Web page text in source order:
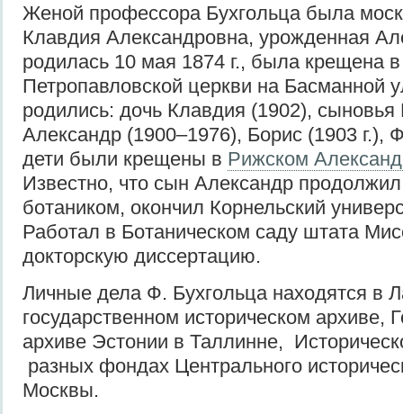
Женой профессора Бухгольца была
Клавдия Александровна, урожденная
родилась 10 мая 1874 г., была крещена
Петропавловской церкви на Басманной
родились: дочь Клавдия (1902),
Александр (1900–1976), Борис (1903 г.),
дети были крещены в Рижском
Известно, что сын Александр
ботаником, окончил Корнельский
Работал в Ботаническом саду штата
докторскую диссертацию.
Личные дела Ф. Бухгольца находятся в
государственном историческом архиве,
архиве Эстонии в Таллинне,
разных фондах Центрального
Москвы.